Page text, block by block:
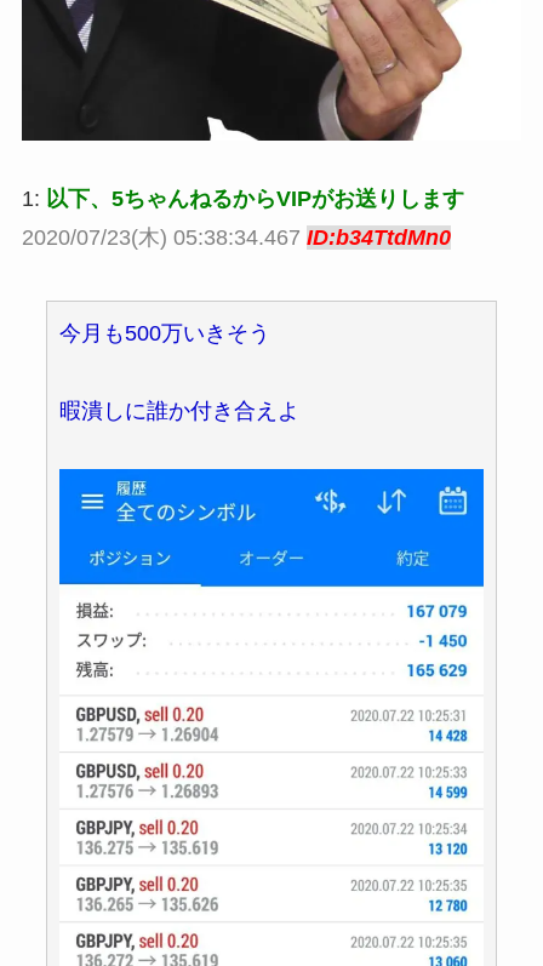
1: 以下、5ちゃんねるからVIPがお送りします
2020/07/23(木) 05:38:34.467 ID:b34TtdMn0
今月も500万いきそう
暇潰しに誰か付き合えよ